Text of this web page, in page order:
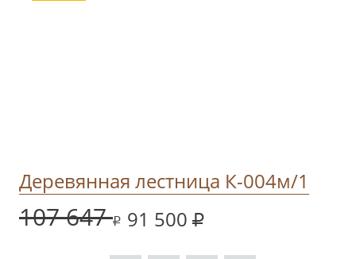
Деревянная лестница К-004м/1
107 647 91 500